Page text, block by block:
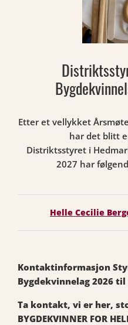
Etter et vellykket
har det blitt
Distriktsstyret i
2027 har
Helle Cecilie
Kontaktinformasjon
Bygdekvinnelag 2026 til
Ta kontakt, vi er her,
BYGDEKVINNER FOR